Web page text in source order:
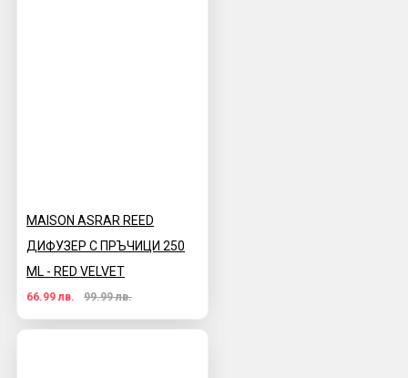
MAISON ASRAR REED
ДИФУЗЕР С ПРЪЧИЦИ 250
ML - RED VELVET
66.99 лв. 99.99 лв.